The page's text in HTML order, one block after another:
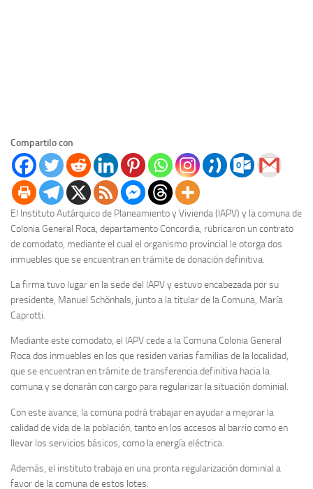
Compartilo con
El Instituto Autárquico de Planeamiento y Vivienda (IAPV) y la comuna de
Colonia General Roca, departamento Concordia, rubricaron un contrato
de comodato, mediante el cual el organismo provincial le otorga dos
inmuebles que se encuentran en trámite de donación definitiva.
La firma tuvo lugar en la sede del IAPV y estuvo encabezada por su
presidente, Manuel Schönhals, junto a la titular de la Comuna, María
Caprotti.
Mediante este comodato, el IAPV cede a la Comuna Colonia General
Roca dos inmuebles en los que residen varias familias de la localidad,
que se encuentran en trámite de transferencia definitiva hacia la
comuna y se donarán con cargo para regularizar la situación dominial.
Con este avance, la comuna podrá trabajar en ayudar a mejorar la
calidad de vida de la población, tanto en los accesos al barrio como en
llevar los servicios básicos, como la energía eléctrica.
Además, el instituto trabaja en una pronta regularización dominial a
favor de la comuna de estos lotes.